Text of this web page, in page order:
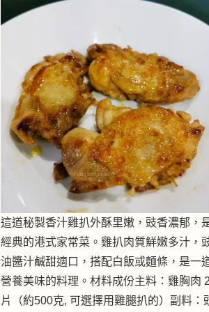
這道秘製香汁雞扒外酥里嫩，豉香濃郁，
經典的港式家常菜。雞扒肉質鮮嫩多汁，
油醬汁鹹甜適口，搭配白飯或麵條，是一
營養美味的料理。材料成份主料：雞胸肉 2
片（約500克, 可選擇用雞腿扒的）副料：